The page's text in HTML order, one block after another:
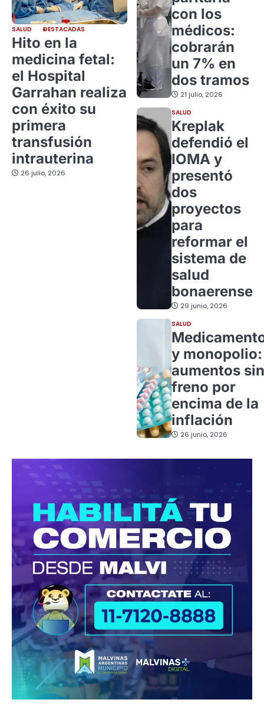
SALUD DESTACADAS
Hito en la
medicina fetal:
el Hospital
Garrahan realiza
con éxito su
primera
transfusión
intrauterina
26 julio, 2026
con los
médicos:
cobrarán
un 7% en
dos tramos
21 julio, 2026
SALUD
Kreplak
defendió el
IOMA y
presentó
dos
proyectos
para
reformar el
sistema de
salud
bonaerense
29 junio, 2026
SALUD
y monopolio:
aumentos sin
freno por
encima de la
inflación
26 junio, 2026